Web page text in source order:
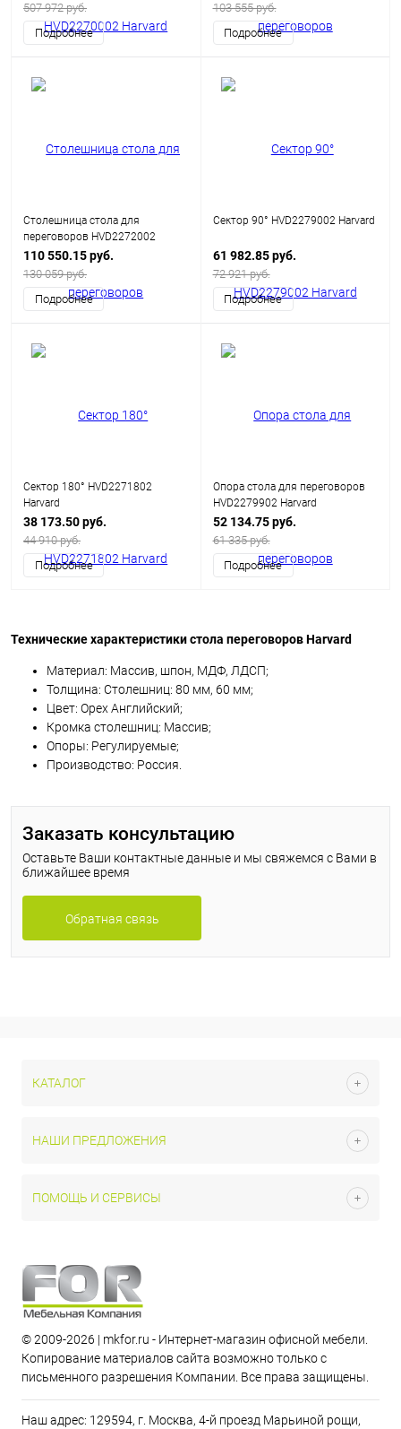
507 972 руб.
Подробнее
103 555 руб.
Подробнее
Столешница стола для
переговоров HVD2272002
Harvard
110 550.15 руб.
130 059 руб.
Подробнее
Сектор 90° HVD2279002 Harvard
61 982.85 руб.
72 921 руб.
Подробнее
Сектор 180° HVD2271802
Harvard
38 173.50 руб.
44 910 руб.
Подробнее
Опора стола для переговоров
HVD2279902 Harvard
52 134.75 руб.
61 335 руб.
Подробнее
Технические характеристики стола переговоров Harvard
Материал: Массив, шпон, МДФ, ЛДСП;
Толщина: Столешниц: 80 мм, 60 мм;
Цвет: Орех Английский;
Кромка столешниц: Массив;
Опоры: Регулируемые;
Производство: Россия.
Заказать консультацию
Оставьте Ваши контактные данные и мы свяжемся с Вами в
ближайшее время
Обратная связь
КАТАЛОГ
НАШИ ПРЕДЛОЖЕНИЯ
ПОМОЩЬ И СЕРВИСЫ
© 2009-2026 | mkfor.ru - Интернет-магазин офисной мебели.
Копирование материалов сайта возможно только с
письменного разрешения Компании. Все права защищены.
Наш адрес: 129594, г. Москва, 4-й проезд Марьиной рощи,